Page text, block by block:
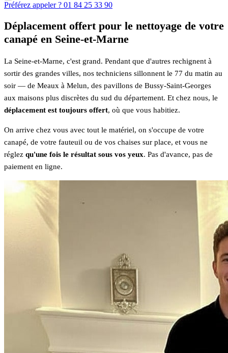
Préférez appeler ? 01 84 25 33 90
Déplacement offert pour le nettoyage de votre
canapé en Seine-et-Marne
La Seine-et-Marne, c'est grand. Pendant que d'autres rechignent à
sortir des grandes villes, nos techniciens sillonnent le 77 du matin au
soir — de Meaux à Melun, des pavillons de Bussy-Saint-Georges
aux maisons plus discrètes du sud du département. Et chez nous, le
déplacement est toujours offert, où que vous habitiez.
On arrive chez vous avec tout le matériel, on s'occupe de votre
canapé, de votre fauteuil ou de vos chaises sur place, et vous ne
réglez qu'une fois le résultat sous vos yeux. Pas d'avance, pas de
paiement en ligne.